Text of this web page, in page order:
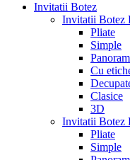
Invitatii Botez
Invitatii Botez
Pliate
Simple
Cu
Clasice
3D
Invitatii Botez
Pliate
Simple